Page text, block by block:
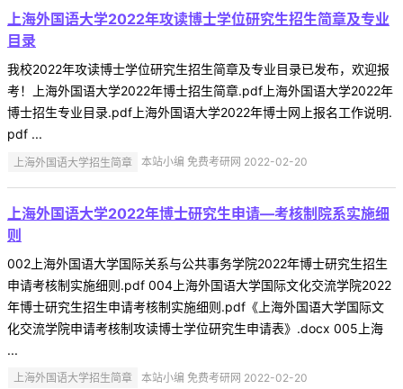
上海外国语大学2022年攻读博士学位研究生招生简章及专业
目录
我校2022年攻读博士学位研究生招生简章及专业目录已发布，欢迎报
考！上海外国语大学2022年博士招生简章.pdf上海外国语大学2022年
博士招生专业目录.pdf上海外国语大学2022年博士网上报名工作说明.
pdf ...
上海外国语大学招生简章 本站小编 免费考研网 2022-02-20
上海外国语大学2022年博士研究生申请—考核制院系实施细
则
002上海外国语大学国际关系与公共事务学院2022年博士研究生招生
申请考核制实施细则.pdf 004上海外国语大学国际文化交流学院2022
年博士研究生招生申请考核制实施细则.pdf《上海外国语大学国际文
化交流学院申请考核制攻读博士学位研究生申请表》.docx 005上海
...
上海外国语大学招生简章 本站小编 免费考研网 2022-02-20